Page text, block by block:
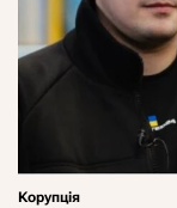
Корупція